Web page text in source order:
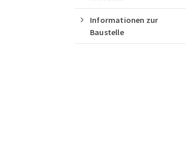
Informationen zur
Baustelle